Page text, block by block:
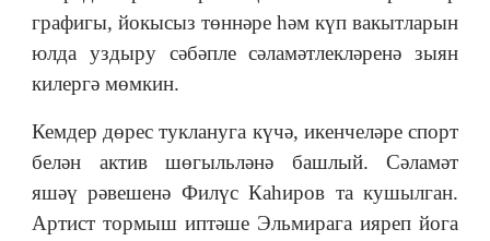
графигы, йокысыз төннәре һәм күп вакытларын
юлда уздыру сәбәпле сәламәтлекләренә зыян
килергә мөмкин.
Кемдер дөрес туклануга күчә, икенчеләре спорт
белән актив шөгыльләнә башлый. Сәламәт
яшәү рәвешенә Филүс Каһиров та кушылган.
Артист тормыш иптәше Эльмирага ияреп йога